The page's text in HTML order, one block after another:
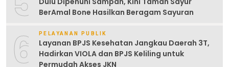
BerAmal Bone Hasilkan Beragam Sayuran
6 PELAYANAN PUBLIK
Layanan BPJS Kesehatan Jangkau Daerah 3T,
Hadirkan VIOLA dan BPJS Keliling untuk
Permudah Akses JKN